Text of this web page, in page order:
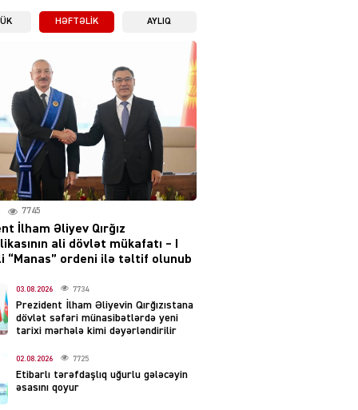
layihəsi ilə bağlı AÇIQLAMA
04.08.2026
Müharibə Rusiyanın belini
bükür
04.08.2026 4001
Ekranlardan uzaq qalan
məşhur aktrisanın yeni
çıxdı
04.08.2026 2168
Hüseyn Həsənov haqqında
həbs qərarı verildi –
Milyonluq əmlakı müsadirə
HƏFTƏLIK AYLIQ
7745
İlham Əliyev Qırğız
ali dövlət mükafatı – I
“Manas” ordeni ilə təltif olunub
03.08.2026 7734
Prezident İlham Əliyevin Qırğızıstana
dövlət səfəri münasibətlərdə yeni
tarixi mərhələ kimi dəyərləndirilir
02.08.2026 7725
Etibarlı tərəfdaşlıq uğurlu gələcəyin
əsasını qoyur